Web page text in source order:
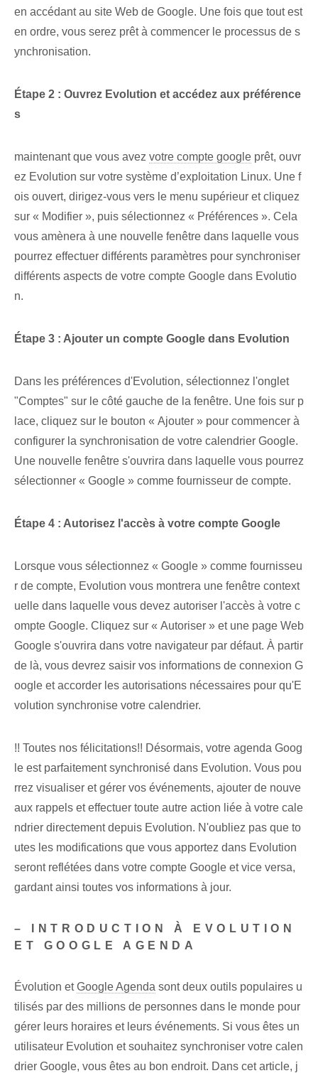
en accédant au site Web de Google. Une fois que tout est
en ordre, vous serez prêt à commencer le processus de s
ynchronisation.
Étape 2 : Ouvrez Evolution et accédez aux préférence
s
maintenant que vous avez votre compte google prêt, ouvr
ez Evolution sur votre système d’exploitation Linux. Une f
ois ouvert, dirigez-vous vers le menu supérieur et cliquez
sur « Modifier », puis sélectionnez « Préférences ». Cela
vous amènera à une nouvelle fenêtre dans laquelle vous
pourrez effectuer différents paramètres pour synchroniser
différents aspects de votre compte Google dans Evolutio
n.
Étape 3 : Ajouter un compte Google dans Evolution
Dans les préférences d'Evolution, sélectionnez l'onglet
"Comptes" sur le côté gauche de la fenêtre. Une fois sur p
lace, cliquez sur le bouton « Ajouter » pour commencer à
configurer la synchronisation de votre calendrier Google.
Une nouvelle fenêtre s'ouvrira dans laquelle vous pourrez
sélectionner « Google » comme fournisseur de compte.
Étape 4 : ⁤Autorisez l'accès à votre compte Google
Lorsque vous sélectionnez « Google » comme fournisseu
r de compte, Evolution vous montrera une fenêtre context
uelle dans laquelle vous devez autoriser l'accès à votre c
ompte Google. Cliquez sur « Autoriser » et une page Web
Google‍ s'ouvrira dans votre navigateur par défaut. À partir
de là, vous devrez saisir vos informations de connexion G
oogle et accorder les autorisations nécessaires pour qu'E
volution synchronise votre calendrier.
!! Toutes nos félicitations!! Désormais, votre agenda Goog
le est parfaitement synchronisé dans Evolution. Vous pou
rrez visualiser et gérer vos événements, ajouter de nouve
aux rappels et effectuer toute autre action liée à votre cale
ndrier directement depuis Evolution. N'oubliez pas que to
utes les modifications que vous apportez dans Evolution
seront reflétées dans votre compte Google et vice versa,
gardant ainsi toutes vos informations à jour.
– INTRODUCTION À EVOLUTION
ET GOOGLE AGENDA
Évolution etGoogle Agenda sont deux outils populaires u
tilisés par des millions de personnes dans le monde pour
gérer leurs horaires et leurs événements. Si vous êtes un
utilisateur Evolution et souhaitez synchroniser votre calen
drier Google, vous êtes au bon endroit. Dans cet article, j